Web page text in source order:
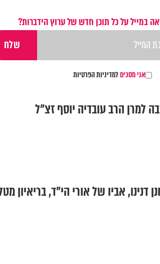
במייל על כל תוכן חדש של ערוץ הידברות?
אני מסכיםלמדיניות הפרטיות
למרן הרב עובדיה יוסף זצ"ל
אביו של אורי הי"ד, בריאיון